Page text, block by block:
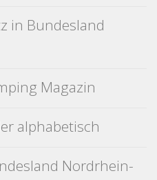
in Bundesland
Magazin
alphabetisch
Nordrhein-